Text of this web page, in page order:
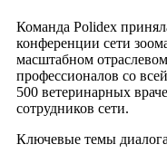
Команда Polidex
конференции сети
масштабном
профессионалов со
500 ветеринарных
сотрудников сети.
Ключевые темы